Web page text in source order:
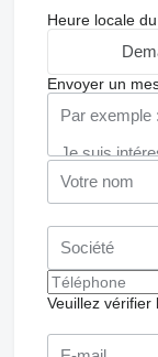
Heure locale
Envoyer un
Veuillez vérifier